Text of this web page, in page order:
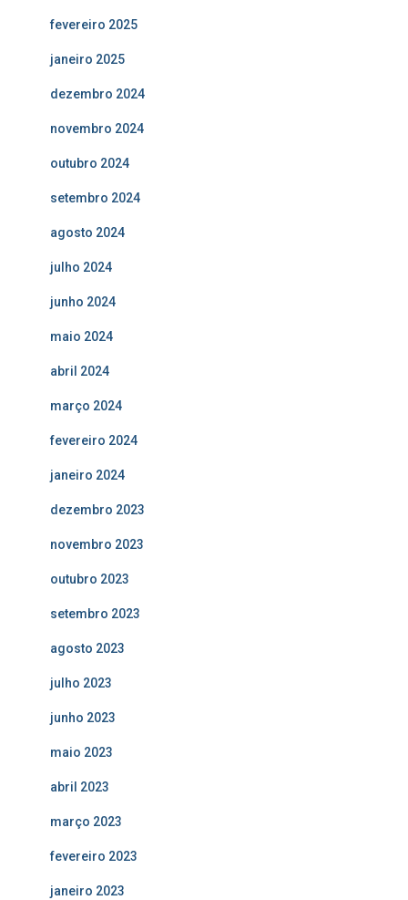
fevereiro 2025
janeiro 2025
dezembro 2024
novembro 2024
outubro 2024
setembro 2024
agosto 2024
julho 2024
junho 2024
maio 2024
abril 2024
março 2024
fevereiro 2024
janeiro 2024
dezembro 2023
novembro 2023
outubro 2023
setembro 2023
agosto 2023
julho 2023
junho 2023
maio 2023
abril 2023
março 2023
fevereiro 2023
janeiro 2023